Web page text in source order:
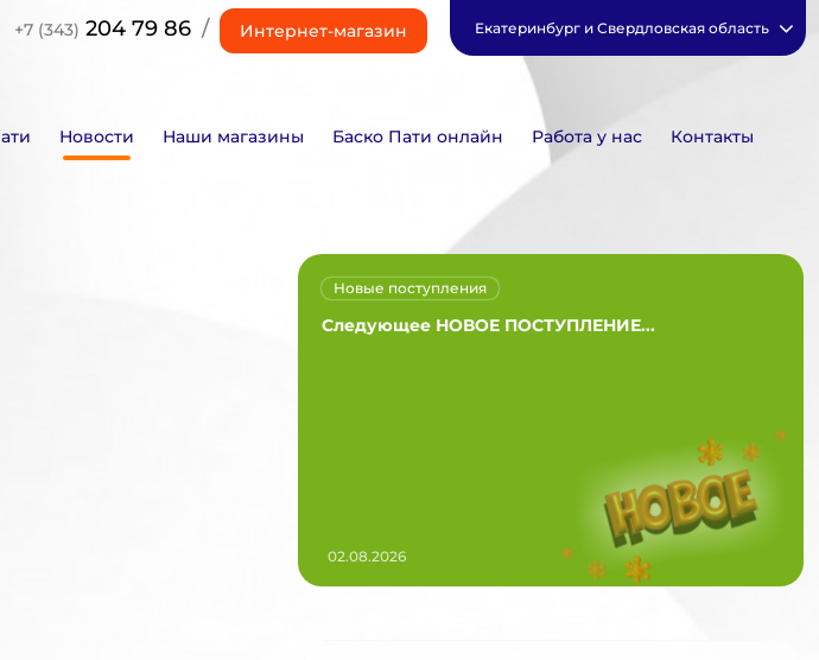
+7 (343) 204 79 86 / Интернет-магазин Екатеринбург и Свердловская область
Новости Наши магазины Баско Пати онлайн Работа у нас Контакты
Следующее НОВОЕ ПОСТУПЛЕНИЕ...
Новые поступления
02.08.2026